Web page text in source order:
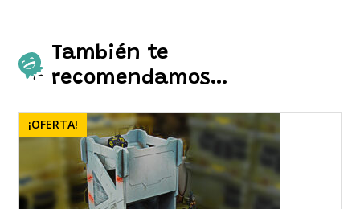
También te
recomendamos…
¡OFERTA!